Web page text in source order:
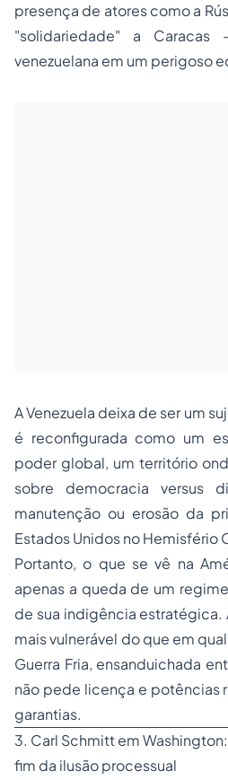
presença de atores como a
"solidariedade" a
venezuelana em um perigoso
A Venezuela deixa de ser um
é reconfigurada como um
poder global, um território
sobre democracia versus
manutenção ou erosão da
Estados Unidos no Hemisfério
Portanto, o que se vê na
apenas a queda de um
de sua indigência estratégica.
mais vulnerável do que em
Guerra Fria, ensanduichada
não pede licença e potências
garantias.
3. Carl Schmitt em
fim da ilusão processual